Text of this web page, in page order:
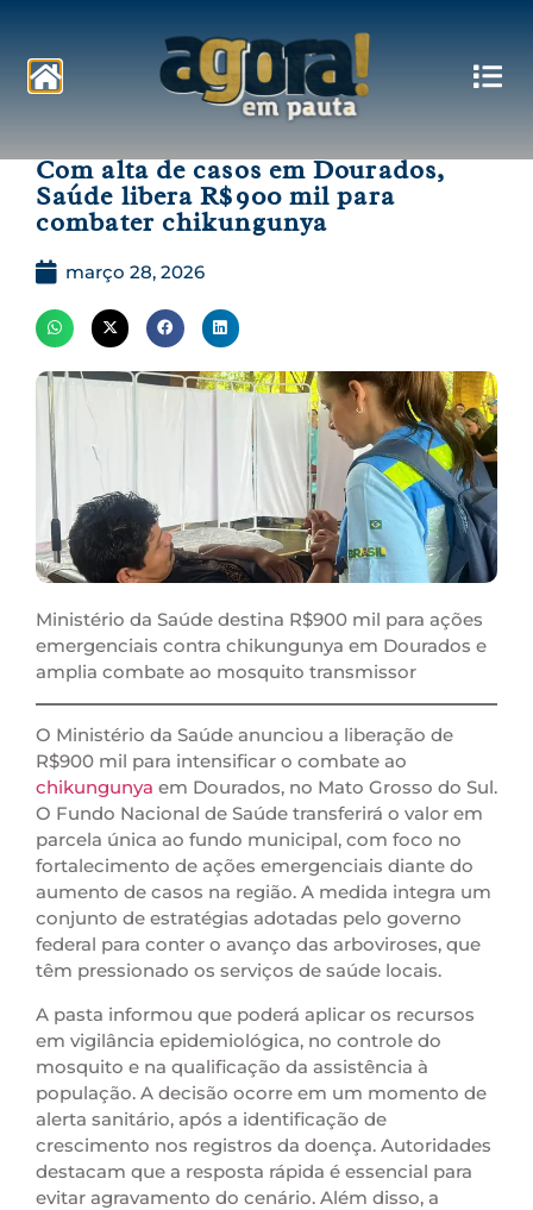
Com alta de casos em Dourados,
Saúde libera R$900 mil para
combater chikungunya
março 28, 2026
Ministério da Saúde destina R$900 mil para ações
emergenciais contra chikungunya em Dourados e
amplia combate ao mosquito transmissor
O Ministério da Saúde anunciou a liberação de
R$900 mil para intensificar o combate ao
chikungunya em Dourados, no Mato Grosso do Sul.
O Fundo Nacional de Saúde transferirá o valor em
parcela única ao fundo municipal, com foco no
fortalecimento de ações emergenciais diante do
aumento de casos na região. A medida integra um
conjunto de estratégias adotadas pelo governo
federal para conter o avanço das arboviroses, que
têm pressionado os serviços de saúde locais.
A pasta informou que poderá aplicar os recursos
em vigilância epidemiológica, no controle do
mosquito e na qualificação da assistência à
população. A decisão ocorre em um momento de
alerta sanitário, após a identificação de
crescimento nos registros da doença. Autoridades
destacam que a resposta rápida é essencial para
evitar agravamento do cenário. Além disso, a